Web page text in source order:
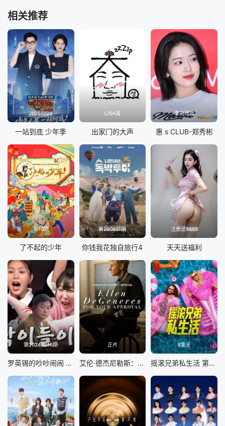
相关推荐
20251024
一站到底 少年季
LISA篇
出家门的大声
李彩领篇
惠 s CLUB-郑秀彬
第10期
了不起的少年
第260801期
你钱我花独自旅行4
注册送8888
天天送福利
第20240216期
罗英锡的吵吵闹闹 蹦蹦地球游戏厅篇
正片
艾伦·德杰尼勒斯：请你许可
8集全
摇滚兄弟私生活 第二季